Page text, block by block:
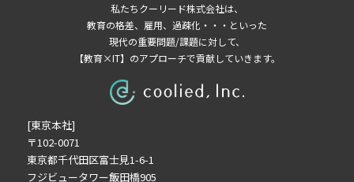
2025年8月の記事一覧(1)
2025年6月の記事一覧(1)
2025年4月の記事一覧(1)
2025年3月の記事一覧(1)
2025年2月の記事一覧(1)
2024年9月の記事一覧(1)
2024年6月の記事一覧(1)
2024年5月の記事一覧(2)
私たちクーリード株式会社は、
教育の格差、雇用、過疎化・・・といった
現代の重要問題/課題に対して、
【教育×IT】のアプローチで貢献していきます。
[東京本社]
〒102-0071
東京都千代田区富士見1-6-1
フジビュータワー飯田橋905